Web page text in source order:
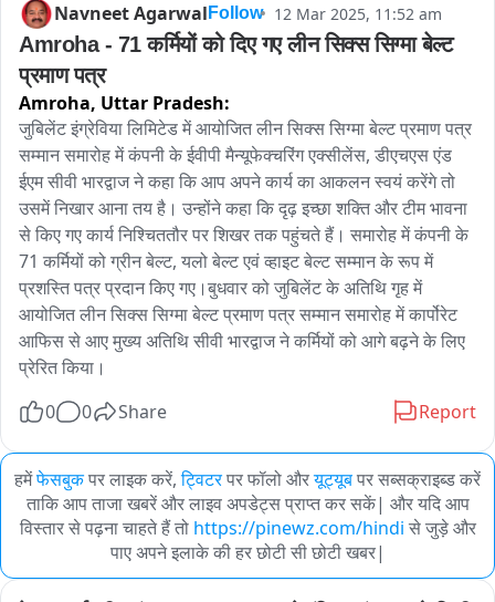
Navneet Agarwal Follow 12 Mar 2025, 11:52 am
Amroha - 71 कर्मियों को दिए गए लीन सिक्स सिग्मा बेल्ट
प्रमाण पत्र
Amroha, Uttar Pradesh:
जुबिलेंट इंग्रेविया लिमिटेड में आयोजित लीन सिक्स सिग्मा बेल्ट प्रमाण पत्र
सम्मान समारोह में कंपनी के ईवीपी मैन्यूफेक्चरिंग एक्सीलेंस, डीएचएस एंड
ईएम सीवी भारद्वाज ने कहा कि आप अपने कार्य का आकलन स्वयं करेंगे तो
उसमें निखार आना तय है। उन्होंने कहा कि दृढ़ इच्छा शक्ति और टीम भावना
से किए गए कार्य निश्चिततौर पर शिखर तक पहुंचते हैं। समारोह में कंपनी के
71 कर्मियों को ग्रीन बेल्ट, यलो बेल्ट एवं व्हाइट बेल्ट सम्मान के रूप में
प्रशस्ति पत्र प्रदान किए गए।बुधवार को जुबिलेंट के अतिथि गृह में
आयोजित लीन सिक्स सिग्मा बेल्ट प्रमाण पत्र सम्मान समारोह में कार्पोरेट
आफिस से आए मुख्य अतिथि सीवी भारद्वाज ने कर्मियों को आगे बढ़ने के लिए
प्रेरित किया।
0
0 Share Report
हमेंफेसबुकपर लाइक करें, ट्विटरपर फॉलो औरयूट्यूबपर सब्सक्राइब्ड करें
ताकि आप ताजा खबरें और लाइव अपडेट्स प्राप्त कर सकें| और यदि आप
विस्तार से पढ़ना चाहते हैं तो https://pinewz.com/hindi से जुड़े और
पाए अपने इलाके की हर छोटी सी छोटी खबर|